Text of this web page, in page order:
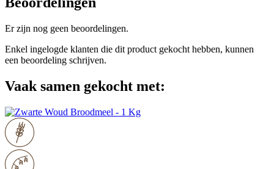
Er zijn nog geen beoordelingen.
Enkel ingelogde klanten die dit product gekocht hebben, kunnen
een beoordeling schrijven.
Vaak samen gekocht met: